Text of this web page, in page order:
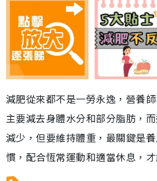
減肥從來都不是一勞永逸，營養
主要減去身體水分和部分脂肪，
減少，但要維持體重，最關鍵是
慣，配合恆常運動和適當休息，